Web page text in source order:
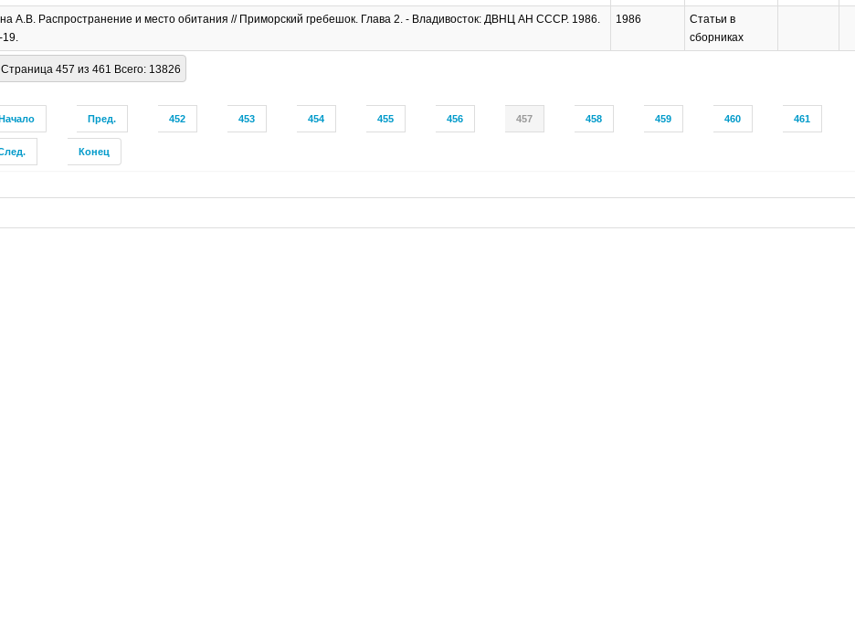
Страница 457 из 461 Всего: 13826
Пред. 452 453 454 455 456 457 458 459 460 461
Конец
А.В. Распространение и место обитания // Приморский гребешок. Глава 2. - Владивосток: ДВНЦ АН СССР. 1986.
1986
Статьи в
сборниках